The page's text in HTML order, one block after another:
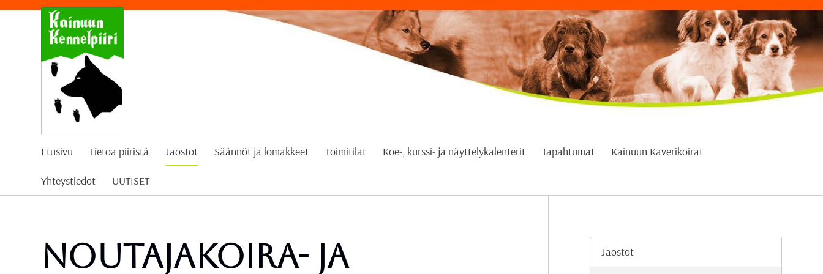
Siirry
Kainuun Kennelpiiri ry
Etusivu Tietoa piiristä Jaostot Säännöt ja lomakkeet Toimitilat Koe-, kurssi- ja näyttelykalenterit Tapahtumat Kainuun Kaverikoirat
Yhteystiedot UUTISET
Noutajakoira- ja Jaostot